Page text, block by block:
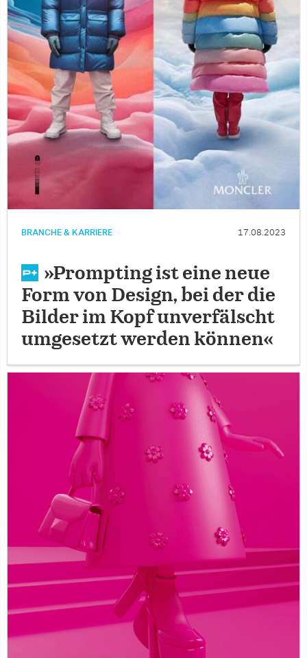
BRANCHE & KARRIERE 17.08.2023
»Prompting ist eine neue
Form von Design, bei der die
Bilder im Kopf unverfälscht
umgesetzt werden können«